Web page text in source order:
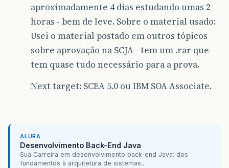
aproximadamente 4 dias estudando umas 2
horas - bem de leve. Sobre o material usado:
Usei o material postado em outros tópicos
sobre aprovação na SCJA - tem um .rar que
tem quase tudo necessário para a prova.
Next target: SCEA 5.0 ou IBM SOA Associate.
ALURA
Desenvolvimento Back-End Java
Sua Carreira em desenvolvimento back-end Java: dos
fundamentos à arquitetura de sistemas...